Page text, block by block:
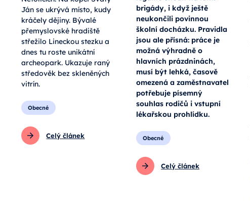
Ján se ukrývá místo, kudy
kráčely dějiny. Bývalé
přemyslovské hradiště
střežilo Lineckou stezku a
dnes tu roste unikátní
archeopark. Ukazuje raný
středověk bez skleněných
vitrín.
Obecné
Celý článek
brigády, i když ještě
neukončili povinnou
školní docházku. Pravidla
jsou ale přísná: práce je
možná výhradně o
hlavních prázdninách,
musí být lehká, časově
omezená a zaměstnavatel
potřebuje písemný
souhlas rodičů i vstupní
lékařskou prohlídku.
Obecné
Celý článek